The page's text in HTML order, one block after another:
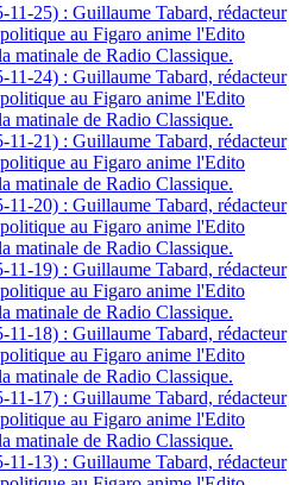
25) : Guillaume Tabard, rédacteur
au Figaro anime l'Edito
matinale de Radio Classique.
24) : Guillaume Tabard, rédacteur
au Figaro anime l'Edito
matinale de Radio Classique.
21) : Guillaume Tabard, rédacteur
au Figaro anime l'Edito
matinale de Radio Classique.
20) : Guillaume Tabard, rédacteur
au Figaro anime l'Edito
matinale de Radio Classique.
19) : Guillaume Tabard, rédacteur
au Figaro anime l'Edito
matinale de Radio Classique.
18) : Guillaume Tabard, rédacteur
au Figaro anime l'Edito
matinale de Radio Classique.
17) : Guillaume Tabard, rédacteur
au Figaro anime l'Edito
matinale de Radio Classique.
13) : Guillaume Tabard, rédacteur